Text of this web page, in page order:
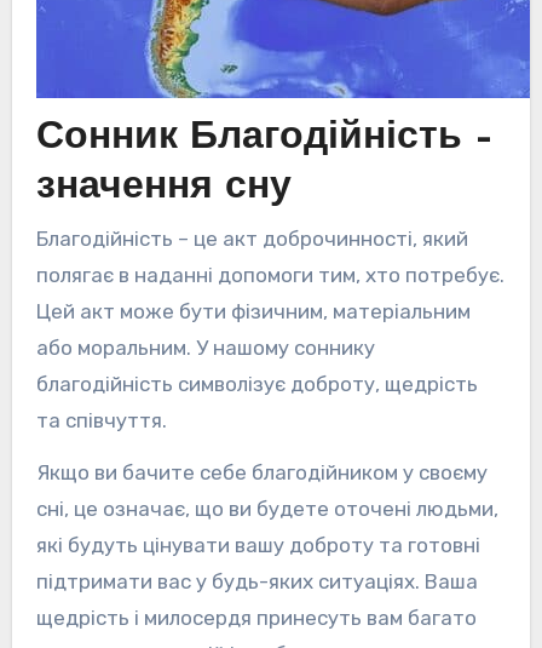
Сонник Благодійність –
значення сну
Благодійність – це акт доброчинності, який
полягає в наданні допомоги тим, хто потребує.
Цей акт може бути фізичним, матеріальним
або моральним. У нашому соннику
благодійність символізує доброту, щедрість
та співчуття.
Якщо ви бачите себе благодійником у своєму
сні, це означає, що ви будете оточені людьми,
які будуть цінувати вашу доброту та готовні
підтримати вас у будь-яких ситуаціях. Ваша
щедрість і милосердя принесуть вам багато